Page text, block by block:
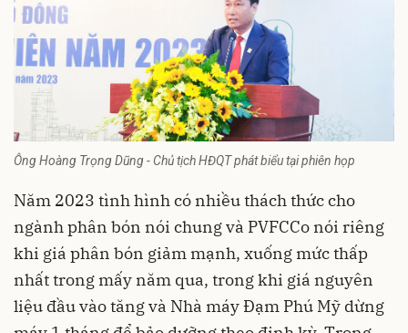
Ông Hoàng Trọng Dũng - Chủ tịch HĐQT phát biểu tại phiên họp
Năm 2023 tình hình có nhiều thách thức cho
ngành phân bón nói chung và PVFCCo nói riêng
khi giá phân bón giảm mạnh, xuống mức thấp
nhất trong mấy năm qua, trong khi giá nguyên
liệu đầu vào tăng và Nhà máy Đạm Phú Mỹ dừng